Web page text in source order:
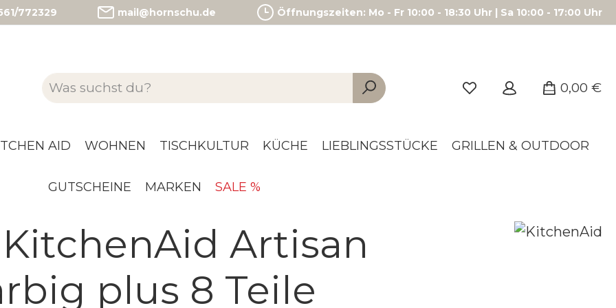
772329 mail@hornschu.de Öffnungszeiten: Mo - Fr 10:00 - 18:30 Uhr | Sa 10:00 - 17:00 Uhr
0,00 €
AID WOHNEN TISCHKULTUR KÜCHE LIEBLINGSSTÜCKE GRILLEN & OUTDOOR
GUTSCHEINE MARKEN SALE %
Artisan
plus 8 Teile